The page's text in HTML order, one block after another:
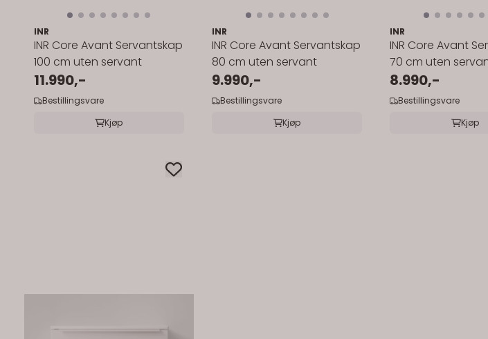
INR
INR Core Avant Servantskap
100 cm uten servant
11.990,-
Bestillingsvare
Kjøp
INR
INR Core Avant Servantskap
80 cm uten servant
9.990,-
Bestillingsvare
Kjøp
INR
INR Core Avant
70 cm uten
8.990,-
Bestillingsvare
Kjøp